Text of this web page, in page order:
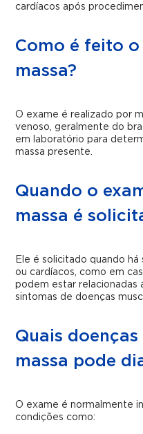
cardíacos após
Como é feito o
massa?
O exame é realizado por
venoso, geralmente do
em laboratório para
massa presente.
Quando o
massa é
Ele é solicitado quando
ou cardíacos, como em
podem estar relacionadas
sintomas de doenças
Quais doenças
massa pode
O exame é normalmente
condições como: